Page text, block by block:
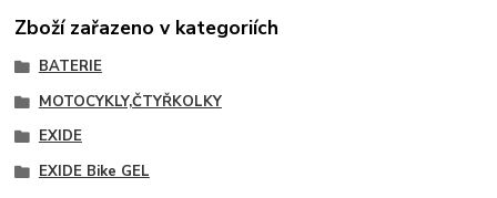
Zboží zařazeno v kategoriích
BATERIE
MOTOCYKLY,ČTYŘKOLKY
EXIDE
EXIDE Bike GEL